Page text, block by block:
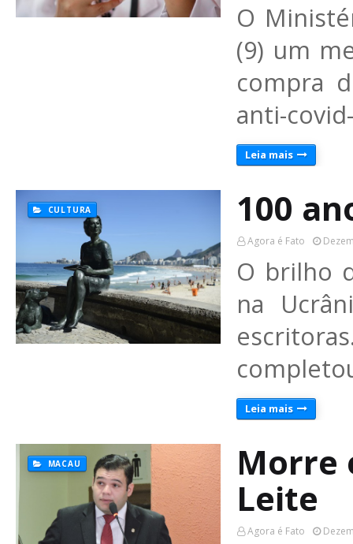
O
(9) um
compra
anti-
Leia mais
CULTURA 100
Agora é Fato
O brilho
na
Leia mais
MACAU
Morre
Leite
Agora é Fato